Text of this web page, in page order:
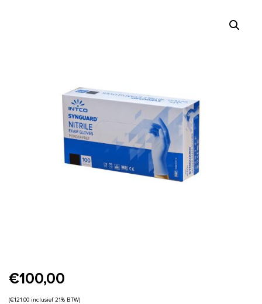
€100,00
(€121,00 inclusief 21% BTW)